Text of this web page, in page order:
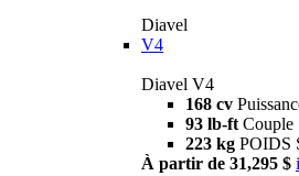
Diavel
V4
Diavel V4
168 cv
93 lb-ft Couple
223 kg POIDS
À partir de 31,295 $ i